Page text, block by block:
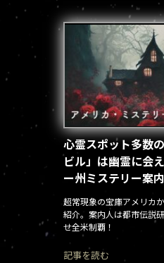
心霊スポット多数
ビル」は幽霊に会
ー州ミステリー案内
超常現象の宝庫アメリカ
紹介。案内人は都市伝説
せ全米制覇！
記事を読む